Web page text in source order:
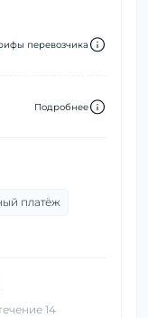
перевозчика
Подробнее
платёж
14